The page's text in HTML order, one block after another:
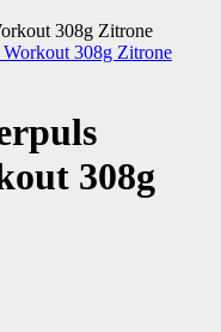
308g Zitrone
308g